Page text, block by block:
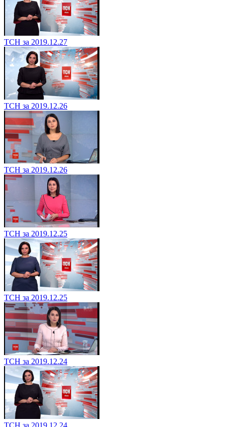
ТСН за 2019.12.27
ТСН за 2019.12.26
ТСН за 2019.12.26
ТСН за 2019.12.25
ТСН за 2019.12.25
ТСН за 2019.12.24
ТСН за 2019.12.24